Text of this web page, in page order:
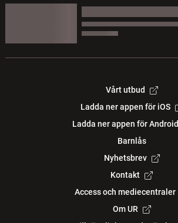
Vårt utbud
Ladda ner appen för iOS
Ladda ner appen för Android
Barnlås
Nyhetsbrev
Kontakt
Access och mediecentraler
Om UR